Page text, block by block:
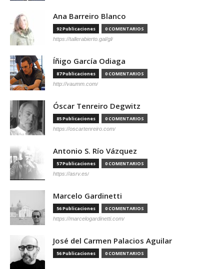
Ana Barreiro Blanco
92 Publicaciones 0 COMENTARIOS
https://tallerabierto.gal/gl/
Íñigo García Odiaga
87 Publicaciones 0 COMENTARIOS
http://vaumm.com/
Óscar Tenreiro Degwitz
85 Publicaciones 0 COMENTARIOS
https://oscartenreiro.com/
Antonio S. Río Vázquez
57 Publicaciones 0 COMENTARIOS
https://asrv.es/
Marcelo Gardinetti
56 Publicaciones 0 COMENTARIOS
https://marcelogardinetti.com/
José del Carmen Palacios Aguilar
56 Publicaciones 0 COMENTARIOS